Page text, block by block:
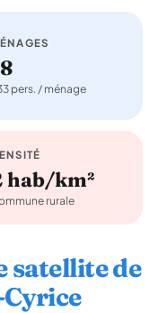
pers. / ménage
hab/km²
rurale
satellite de